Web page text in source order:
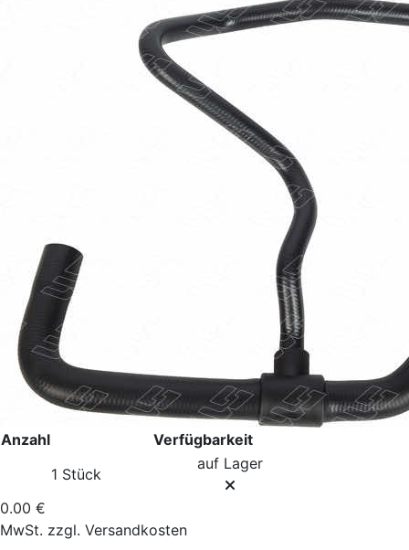
Anzahl
Verfügbarkeit
1 Stück
auf Lager
0.00 €
MwSt. zzgl. Versandkosten